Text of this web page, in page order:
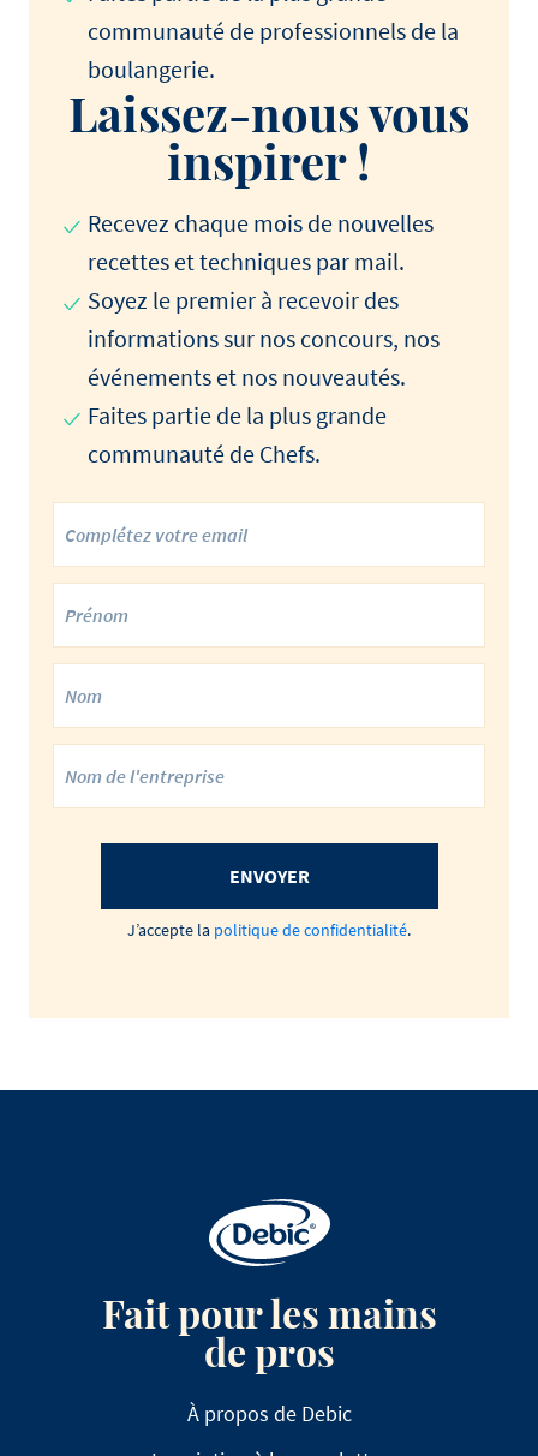
communauté de professionnels de la
boulangerie.
Laissez-nous vous
inspirer !
Recevez chaque mois de nouvelles
recettes et techniques par mail.
Soyez le premier à recevoir des
informations sur nos concours, nos
événements et nos nouveautés.
Faites partie de la plus grande
communauté de Chefs.
ENVOYER
J’accepte la politique de confidentialité.
Fait pour les mains
de pros
À propos de Debic